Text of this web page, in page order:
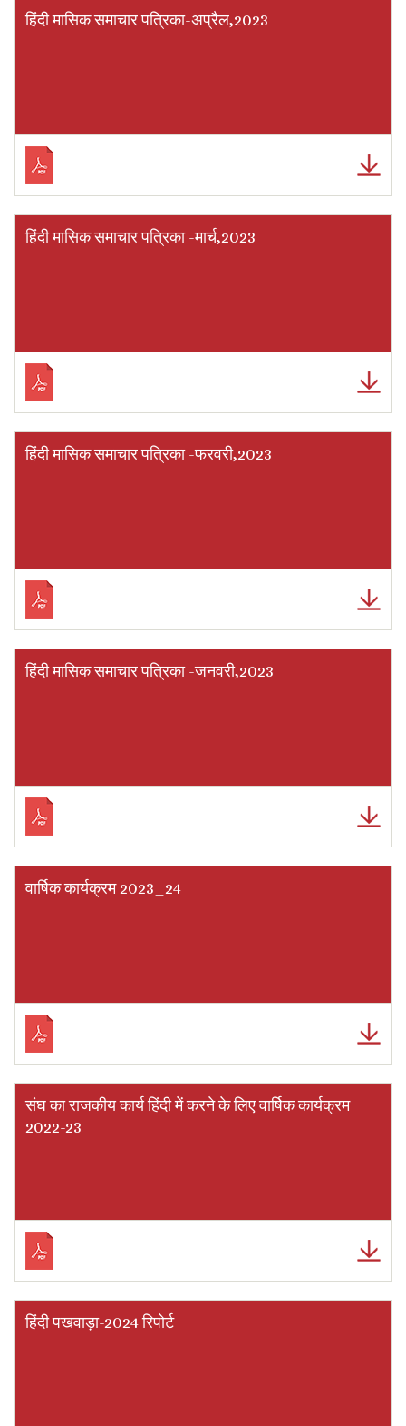
हिंदी मासिक समाचार पत्रिका-अप्रैल,2023
हिंदी मासिक समाचार पत्रिका -मार्च,2023
हिंदी मासिक समाचार पत्रिका -फरवरी,2023
हिंदी मासिक समाचार पत्रिका -जनवरी,2023
वार्षिक कार्यक्रम 2023_24
संघ का राजकीय कार्य हिंदी में करने के लिए वार्षिक कार्यक्रम
2022-23
हिंदी पखवाड़ा-2024 रिपोर्ट